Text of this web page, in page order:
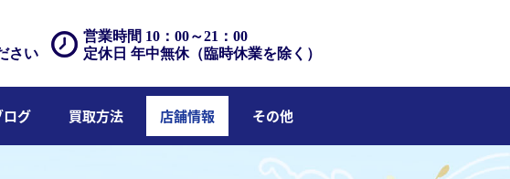
営業時間 10：00～21：00
定休日 年中無休（臨時休業を除く）
さい
ログ 買取方法 店舗情報 その他